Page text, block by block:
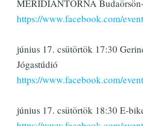
MERIDIÁNTORNA
https://www.facebook.com/
június 17. csütörtök 17:30
Jógastúdió
https://www.facebook.com/
június 17. csütörtök 18:30 E-